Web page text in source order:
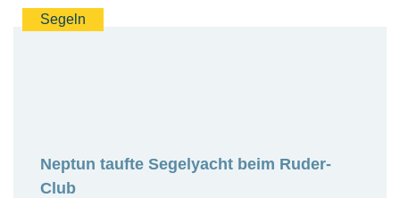
Segeln
Neptun taufte Segelyacht beim Ruder-
Club